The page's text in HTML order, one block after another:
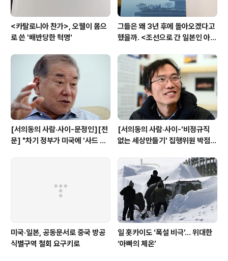
<카탈로니아 찬가>, 오웰이 몸으
로 쓴 '배반당한 혁명'
그들은 왜 3년 후에 돌아오겠다고
했을까. <조선으로 간 일본인 아내
[서의동의 사람·사이-문정인][전
문] "차기 정부가 미국에 '사드 동
[서의동의 사람·사이-'비정규직
없는 세상만들기' 집행위원 박점
미국·일본, 공동문서로 중국 방공
일 홋카이도 ‘폭설 비극’… 위대한
‘아빠의 체온’